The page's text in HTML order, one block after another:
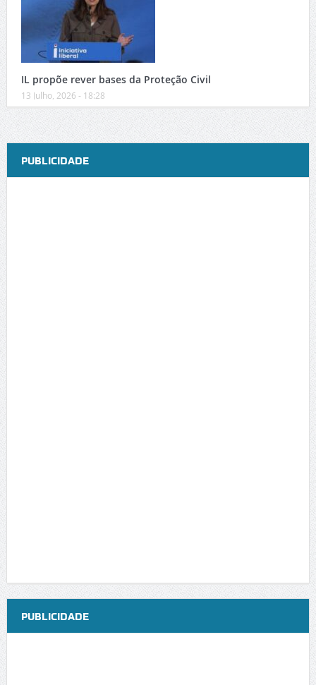
IL propõe rever bases da Proteção Civil
13 Julho, 2026 - 18:28
PUBLICIDADE
PUBLICIDADE